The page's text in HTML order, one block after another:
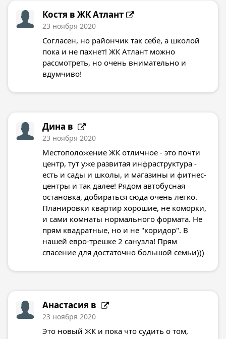
Костя в ЖК Атлант
23 ноября 2020
Согласен, но райончик так себе, а школой
пока и не пахнет! ЖК Атлант можно
рассмотреть, но очень внимательно и
вдумчиво!
Дина в
23 ноября 2020
Местоположение ЖК отличное - это почти
центр, тут уже развитая инфраструктура -
есть и сады и школы, и магазины и фитнес-
центры и так далее! Рядом автобусная
остановка, добираться сюда очень легко.
Планировки квартир хорошие, не коморки,
и сами комнаты нормального формата. Не
прям квадратные, но и не "коридор". В
нашей евро-трешке 2 санузла! Прям
спасение для достаточно большой семьи)))
Анастасия в
23 ноября 2020
Это новый ЖК и пока что судить о том,